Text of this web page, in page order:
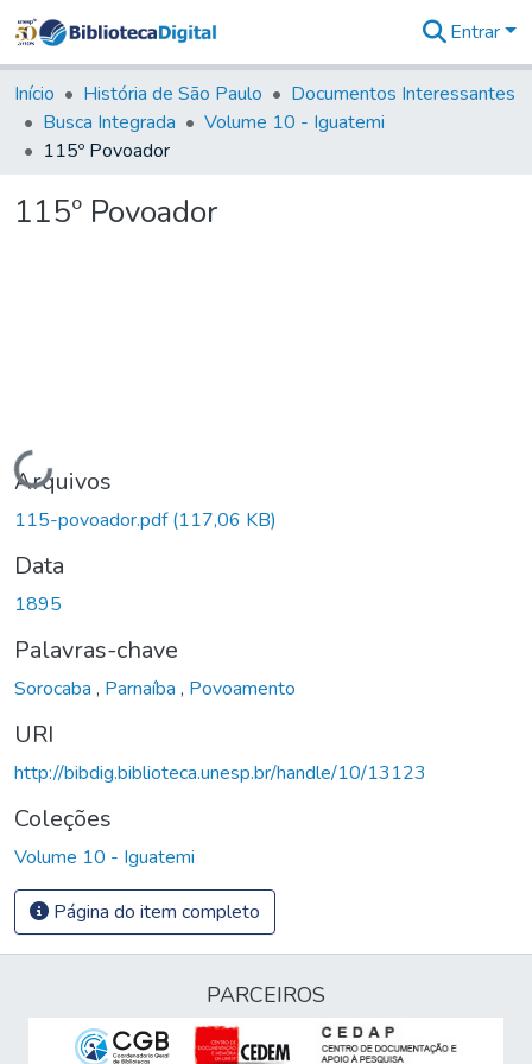
&
Coleções
Tudo na
Entrar
Início História de São Paulo
Documentos Interessantes
Busca Integrada
Volume 10 - Iguatemi
115º Povoador
115º Povoador
Carregando...
Arquivos
115-povoador.pdf(117,06 KB)
Data
1895
Palavras-chave
Sorocaba , Parnaíba , Povoamento
URI
http://bibdig.biblioteca.unesp.br/handle/10/13123
Coleções
Volume 10 - Iguatemi
Página do item completo
PARCEIROS